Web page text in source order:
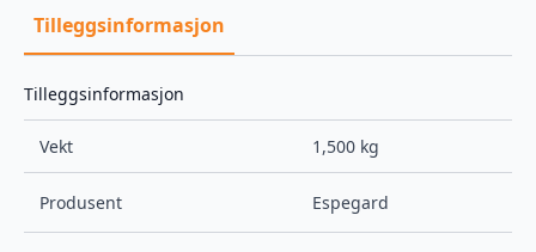
Tilleggsinformasjon
Tilleggsinformasjon
Vekt 1,500 kg
Produsent Espegard